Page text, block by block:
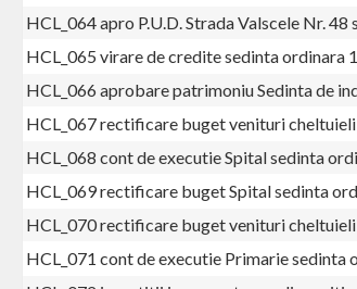
HCL_064 apro P.U.D. Strada Valscele Nr.
HCL_065 virare de credite sedinta ordinara
HCL_066 aprobare patrimoniu Sedinta de
HCL_067 rectificare buget venituri
HCL_068 cont de executie Spital sedinta
HCL_069 rectificare buget Spital sedinta
HCL_070 rectificare buget venituri
HCL_071 cont de executie Primarie sedinta